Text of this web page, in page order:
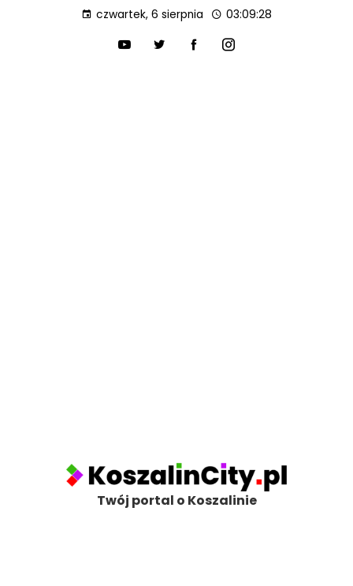
czwartek, 6 sierpnia 03:09:29
Twój portal o Koszalinie